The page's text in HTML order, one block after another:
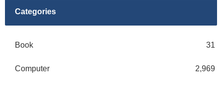
Categories
Book 31
Computer 2,969